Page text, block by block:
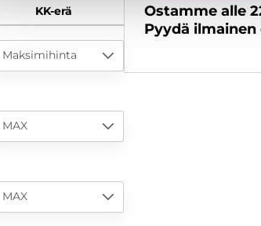
KK-erä
Maksimihinta
MAX
MAX
Ostamme alle
Pyydä